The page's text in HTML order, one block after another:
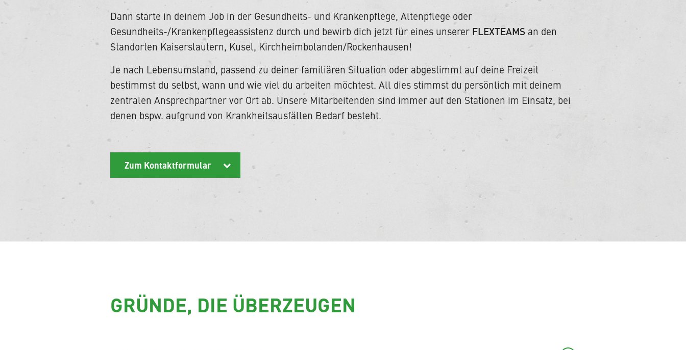
Dann starte in deinem Job in der Gesundheits- und Krankenpflege, Altenpflege oder
Gesundheits-/Krankenpflegeassistenz durch und bewirb dich jetzt für eines unserer FLEXTEAMSan den
Standorten Kaiserslautern, Kusel, Kirchheimbolanden/Rockenhausen!
Je nach Lebensumstand, passend zu deiner familiären Situation oder abgestimmt auf deine Freizeit
bestimmst du selbst, wann und wie viel du arbeiten möchtest. All dies stimmst du persönlich mit deinem
zentralen Ansprechpartner vor Ort ab. Unsere Mitarbeitenden sind immer auf den Stationen im Einsatz, bei
denen bspw. aufgrund von Krankheitsausfällen Bedarf besteht.
Zum Kontaktformular
GRÜNDE, DIE ÜBERZEUGEN